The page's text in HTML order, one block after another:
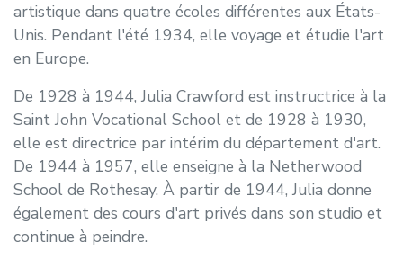
artistique dans quatre écoles différentes aux États-
Unis. Pendant l'été 1934, elle voyage et étudie l'art
en Europe.
De 1928 à 1944, Julia Crawford est instructrice à la
Saint John Vocational School et de 1928 à 1930,
elle est directrice par intérim du département d'art.
De 1944 à 1957, elle enseigne à la Netherwood
School de Rothesay. À partir de 1944, Julia donne
également des cours d'art privés dans son studio et
continue à peindre.